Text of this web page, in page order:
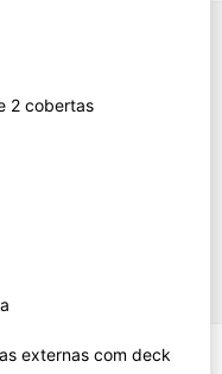
2 cobertas
externas com deck